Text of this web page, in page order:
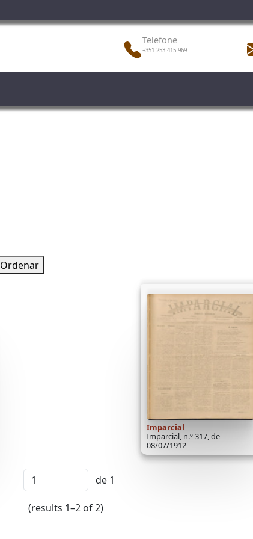
Telefone
+351 253 415 969
Ordenar
Imparcial
Imparcial, n.º 317, de
08/07/1912
de 1
(results 1–2 of 2)